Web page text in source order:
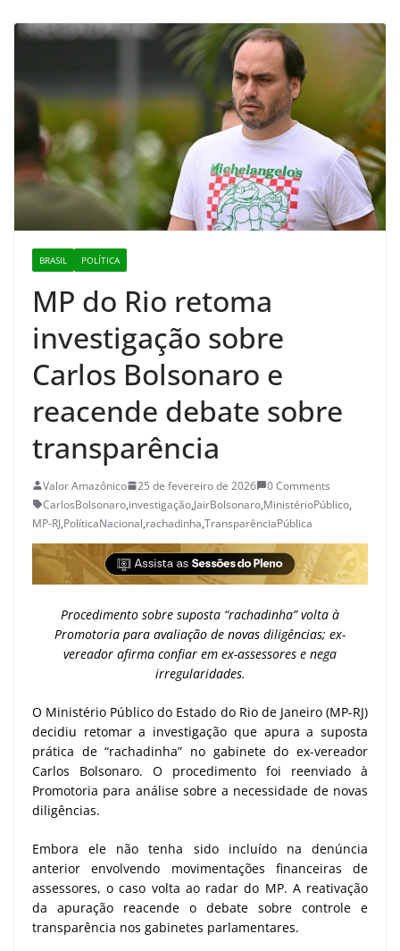
BRASIL POLÍTICA
MP do Rio retoma
investigação sobre
Carlos Bolsonaro e
reacende debate sobre
transparência
Valor Amazônico 25 de fevereiro de 2026
0 Comments
CarlosBolsonaro,investigação,JairBolsonaro,MinistérioPúblico,
MP-RJ,PolíticaNacional,rachadinha,TransparênciaPública
Procedimento sobre suposta “rachadinha” volta à
Promotoria para avaliação de novas diligências; ex-
vereador afirma confiar em ex-assessores e nega
irregularidades.
O Ministério Público do Estado do Rio de Janeiro (MP-RJ)
decidiu retomar a investigação que apura a suposta
prática de “rachadinha” no gabinete do ex-vereador
Carlos Bolsonaro. O procedimento foi reenviado à
Promotoria para análise sobre a necessidade de novas
diligências.
Embora ele não tenha sido incluído na denúncia
anterior envolvendo movimentações financeiras de
assessores, o caso volta ao radar do MP. A reativação
da apuração reacende o debate sobre controle e
transparência nos gabinetes parlamentares.